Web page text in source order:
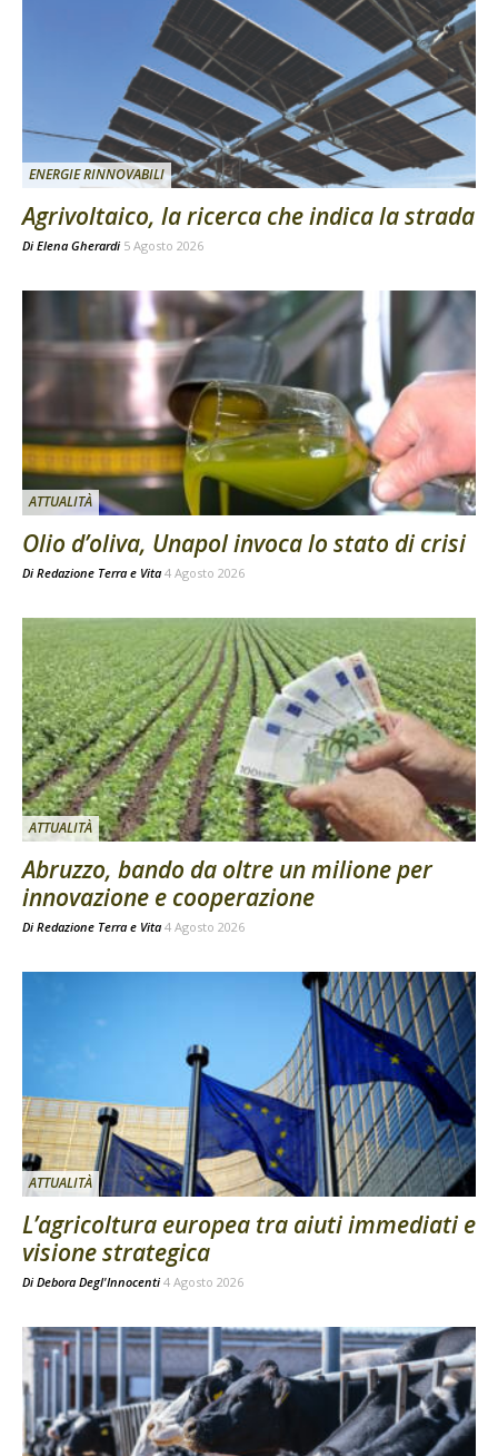
ENERGIE RINNOVABILI
Agrivoltaico, la ricerca che indica la strada
Di Elena Gherardi 5 Agosto 2026
ATTUALITÀ
Olio d’oliva, Unapol invoca lo stato di crisi
Di Redazione Terra e Vita 4 Agosto 2026
ATTUALITÀ
Abruzzo, bando da oltre un milione per
innovazione e cooperazione
Di Redazione Terra e Vita 4 Agosto 2026
ATTUALITÀ
L’agricoltura europea tra aiuti immediati e
visione strategica
Di Debora Degl'Innocenti 4 Agosto 2026